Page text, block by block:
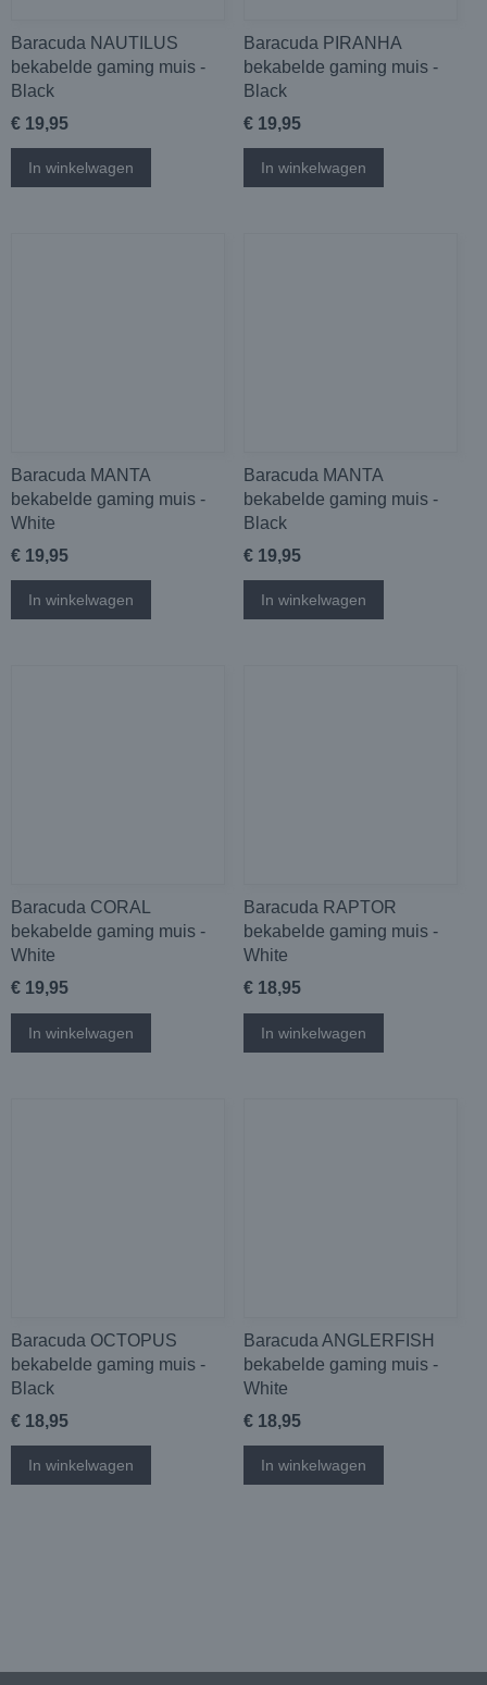
Baracuda NAUTILUS
bekabelde gaming muis -
Black
€ 19,95
In winkelwagen
Baracuda PIRANHA
bekabelde gaming muis -
Black
€ 19,95
In winkelwagen
Baracuda MANTA
bekabelde gaming muis -
White
€ 19,95
In winkelwagen
Baracuda MANTA
bekabelde gaming muis -
Black
€ 19,95
In winkelwagen
Baracuda CORAL
bekabelde gaming muis -
White
€ 19,95
In winkelwagen
Baracuda RAPTOR
bekabelde gaming muis -
White
€ 18,95
In winkelwagen
Baracuda OCTOPUS
bekabelde gaming muis -
Black
€ 18,95
In winkelwagen
Baracuda ANGLERFISH
bekabelde gaming muis -
White
€ 18,95
In winkelwagen